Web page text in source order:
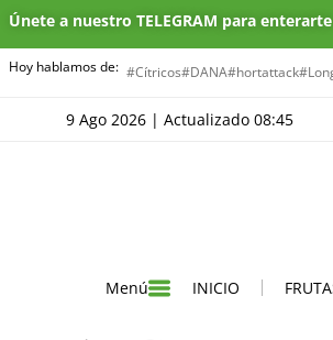
Únete a nuestro TELEGRAM para
Hoy hablamos de: #Cítricos#DANA#hortattack
9 Ago 2026 | Actualizado 08:45
Menú INICIO